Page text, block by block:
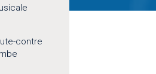
contre